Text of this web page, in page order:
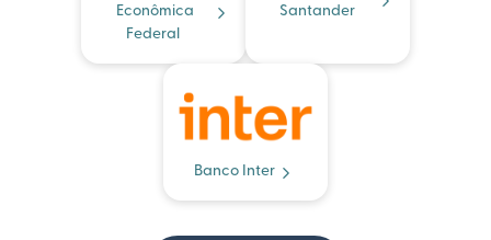
Econômica
Federal
Santander
Banco Inter